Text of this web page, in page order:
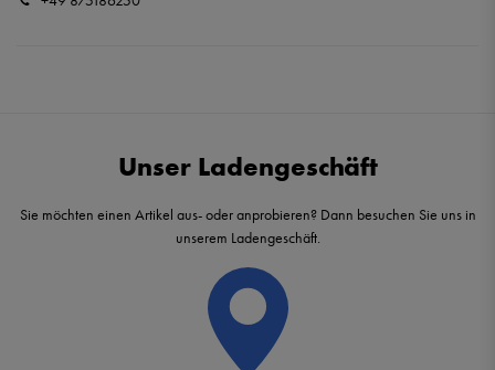
Unser Ladengeschäft
Sie möchten einen Artikel aus- oder anprobieren? Dann besuchen Sie uns in
unserem Ladengeschäft.